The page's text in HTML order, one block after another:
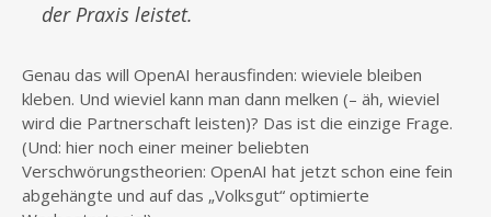
der Praxis leistet.
Genau das will OpenAI herausfinden: wieviele bleiben
kleben. Und wieviel kann man dann melken (– äh, wieviel
wird die Partnerschaft leisten)? Das ist die einzige Frage.
(Und: hier noch einer meiner beliebten
Verschwörungstheorien: OpenAI hat jetzt schon eine fein
abgehängte und auf das „Volksgut“ optimierte